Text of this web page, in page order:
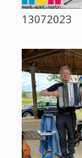
13072023